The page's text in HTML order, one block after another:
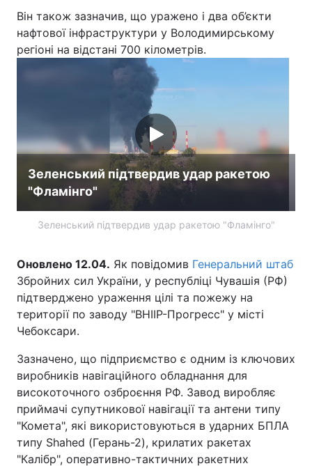
Відео з Youtube Статті
Інтерв'ю
Тема оформлення
Він також зазначив, що уражено і два об’єкти
нафтової інфраструктури у Володимирському
регіоні на відстані 700 кілометрів.
Зеленський підтвердив удар ракетою
"Фламінго"
Зеленський підтвердив удар ракетою "Фламінго"
Оновлено 12.04. Як повідомив Генеральний штаб
Збройних сил України, у республіці Чувашія (РФ)
підтверджено ураження цілі та пожежу на
території по заводу "ВНІІР-Прогресс" у місті
Чебоксари.
Зазначено, що підприємство є одним із ключових
виробників навігаційного обладнання для
високоточного озброєння РФ. Завод виробляє
приймачі супутникової навігації та антени типу
"Комета", які використовуються в ударних БПЛА
типу Shahed (Герань-2), крилатих ракетах
"Калібр", оперативно-тактичних ракетних